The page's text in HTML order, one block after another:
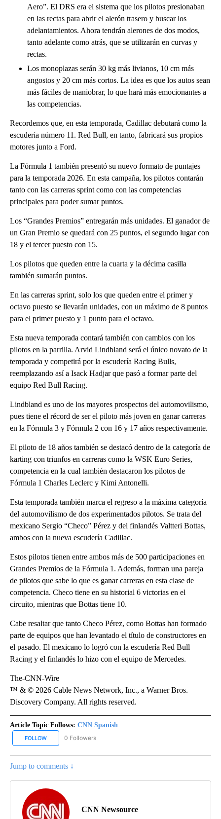
Aero”. El DRS era el sistema que los pilotos presionaban
en las rectas para abrir el alerón trasero y buscar los
adelantamientos. Ahora tendrán alerones de dos modos,
tanto adelante como atrás, que se utilizarán en curvas y
rectas.
Los monoplazas serán 30 kg más livianos, 10 cm más
angostos y 20 cm más cortos. La idea es que los autos sean
más fáciles de maniobrar, lo que hará más emocionantes a
las competencias.
Recordemos que, en esta temporada, Cadillac debutará como la
escudería número 11. Red Bull, en tanto, fabricará sus propios
motores junto a Ford.
La Fórmula 1 también presentó su nuevo formato de puntajes
para la temporada 2026. En esta campaña, los pilotos contarán
tanto con las carreras sprint como con las competencias
principales para poder sumar puntos.
Los “Grandes Premios” entregarán más unidades. El ganador de
un Gran Premio se quedará con 25 puntos, el segundo lugar con
18 y el tercer puesto con 15.
Los pilotos que queden entre la cuarta y la décima casilla
también sumarán puntos.
En las carreras sprint, solo los que queden entre el primer y
octavo puesto se llevarán unidades, con un máximo de 8 puntos
para el primer puesto y 1 punto para el octavo.
Esta nueva temporada contará también con cambios con los
pilotos en la parrilla. Arvid Lindbland será el único novato de la
temporada y competirá por la escudería Racing Bulls,
reemplazando así a Isack Hadjar que pasó a formar parte del
equipo Red Bull Racing.
Lindbland es uno de los mayores prospectos del automovilismo,
pues tiene el récord de ser el piloto más joven en ganar carreras
en la Fórmula 3 y Fórmula 2 con 16 y 17 años respectivamente.
El piloto de 18 años también se destacó dentro de la categoría de
karting con triunfos en carreras como la WSK Euro Series,
competencia en la cual también destacaron los pilotos de
Fórmula 1 Charles Leclerc y Kimi Antonelli.
Esta temporada también marca el regreso a la máxima categoría
del automovilismo de dos experimentados pilotos. Se trata del
mexicano Sergio “Checo” Pérez y del finlandés Valtteri Bottas,
ambos con la nueva escudería Cadillac.
Estos pilotos tienen entre ambos más de 500 participaciones en
Grandes Premios de la Fórmula 1. Además, forman una pareja
de pilotos que sabe lo que es ganar carreras en esta clase de
competencia. Checo tiene en su historial 6 victorias en el
circuito, mientras que Bottas tiene 10.
Cabe resaltar que tanto Checo Pérez, como Bottas han formado
parte de equipos que han levantado el título de constructores en
el pasado. El mexicano lo logró con la escudería Red Bull
Racing y el finlandés lo hizo con el equipo de Mercedes.
The-CNN-Wire
™ & © 2026 Cable News Network, Inc., a Warner Bros.
Discovery Company. All rights reserved.
Article Topic Follows: CNN Spanish
FOLLOW FOLLOW "CNN SPANISH" TO RECEIVE NOTIFICATIONS ABOUT
0 Followers
Jump to comments ↓
CNN Newsource